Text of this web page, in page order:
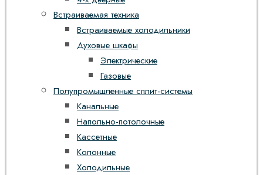
Встраиваемая техника
Встраиваемые холодильники
Духовые шкафы
Электрические
Газовые
Полупромышленные сплит-системы
Канальные
Напольно-потолочные
Кассетные
Колонные
Холодильные